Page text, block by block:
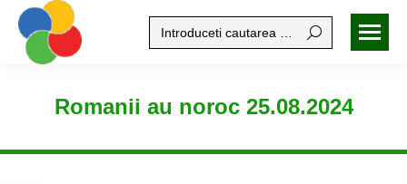
Search:
Romanii au noroc 25.08.2024